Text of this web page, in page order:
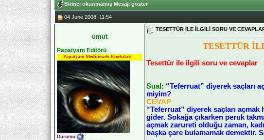
Birinci okunmamış Mesajı göster
04 June 2008, 11:54
umut
Papatyam Editörü
Papatyam Medineweb Emekdarı
Durumu:
TESETTÜR İLE İLGİLİ SORU VE
TESETTÜR
Tesettür ile ilgili soru ve cevaplar
Sual: “Teferruat” diyerek saçları
miyim?
CEVAP
“Teferruat” diyerek saçları açmak
gider. Sokağa çıkarken peruk
açmak zarureti olduğu zaman,
başka çare bulamamak demektir.